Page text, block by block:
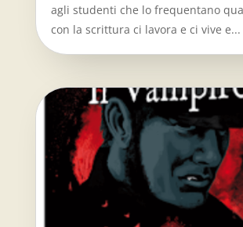
agli studenti che lo frequentano
con la scrittura ci lavora e ci vive e...